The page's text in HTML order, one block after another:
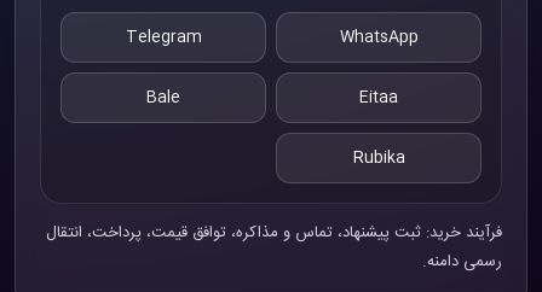
WhatsApp
Telegram
Eitaa
Bale
Rubika
فرآیند خرید: ثبت پیشنهاد، تماس و مذاکره، توافق قیمت، پرداخت، انتقال
رسمی دامنه.